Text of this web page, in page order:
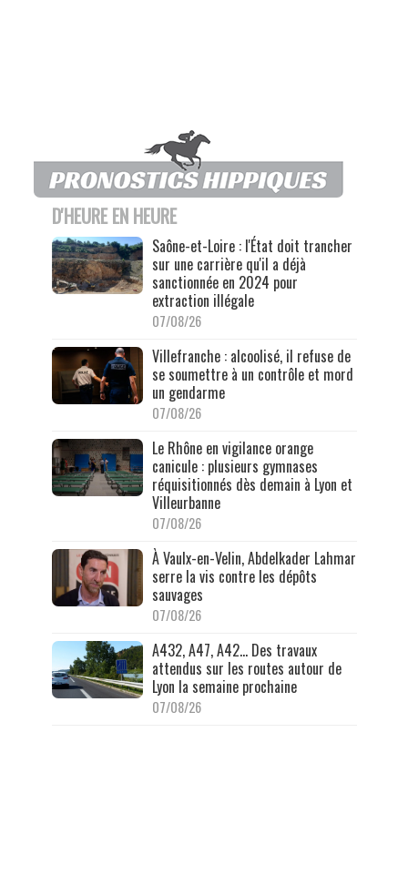
D'HEURE EN HEURE
Saône-et-Loire : l'État doit trancher
sur une carrière qu'il a déjà
sanctionnée en 2024 pour
extraction illégale
07/08/26
Villefranche : alcoolisé, il refuse de
se soumettre à un contrôle et mord
un gendarme
07/08/26
Le Rhône en vigilance orange
canicule : plusieurs gymnases
réquisitionnés dès demain à Lyon et
Villeurbanne
07/08/26
À Vaulx-en-Velin, Abdelkader Lahmar
serre la vis contre les dépôts
sauvages
07/08/26
A432, A47, A42… Des travaux
attendus sur les routes autour de
Lyon la semaine prochaine
07/08/26